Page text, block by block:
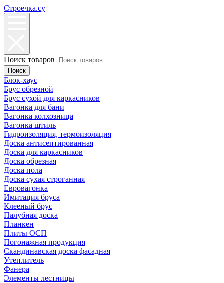
Строечка.су
Поиск товаров
Поиск
Блок-хаус
Брус обрезной
Брус сухой для каркасников
Вагонка для бани
Вагонка колхозница
Вагонка штиль
Гидроизоляция, термоизоляция
Доска антисептированная
Доска для каркасников
Доска обрезная
Доска пола
Доска сухая строганная
Евровагонка
Имитация бруса
Клееный брус
Палубная доска
Планкен
Плиты ОСП
Погонажная продукция
Скандинавская доска фасадная
Утеплитель
Фанера
Элементы лестницы